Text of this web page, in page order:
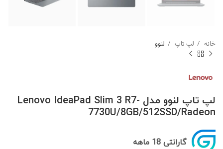
خانه لپ تاپ لنوو
لپ تاپ لنوو مدل Lenovo IdeaPad Slim 3 R7-
7730U/8GB/512SSD/Radeon
گارانتی 18 ماهه